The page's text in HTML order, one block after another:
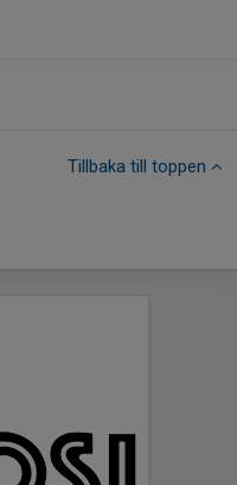
Tillbaka till toppen